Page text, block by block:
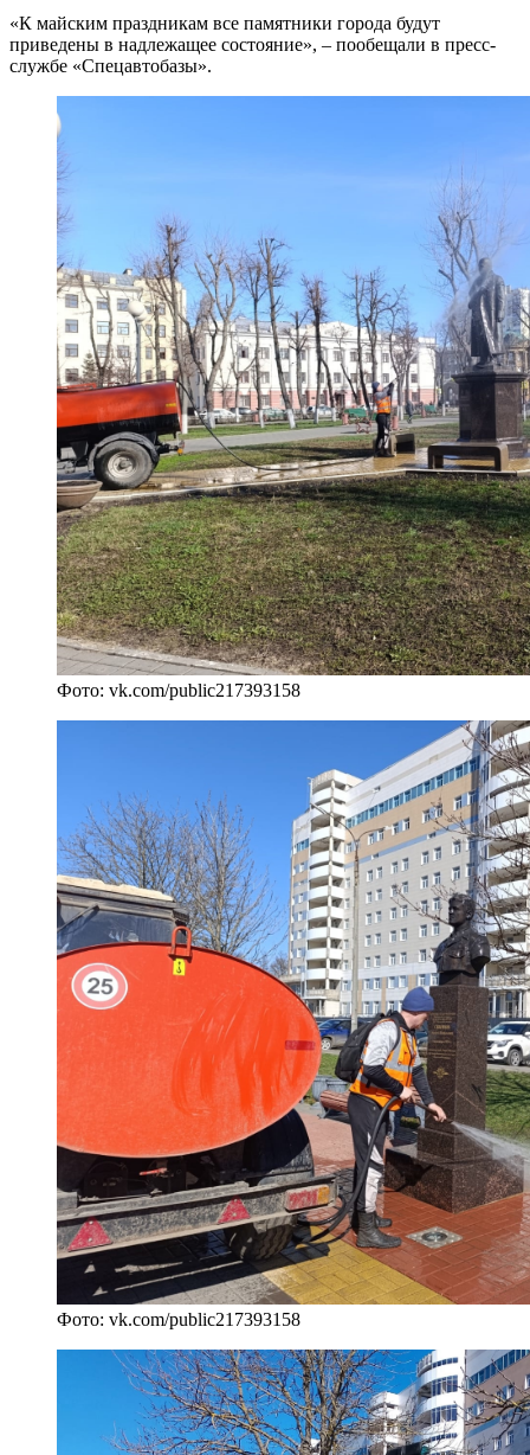
«К майским праздникам все памятники города будут
приведены в надлежащее состояние», – пообещали в пресс-
службе «Спецавтобазы».
Фото: vk.com/public217393158
Фото: vk.com/public217393158